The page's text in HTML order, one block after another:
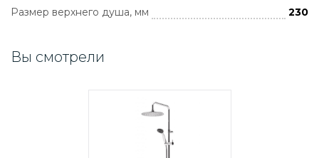
Размер верхнего душа, мм 230
Вы смотрели